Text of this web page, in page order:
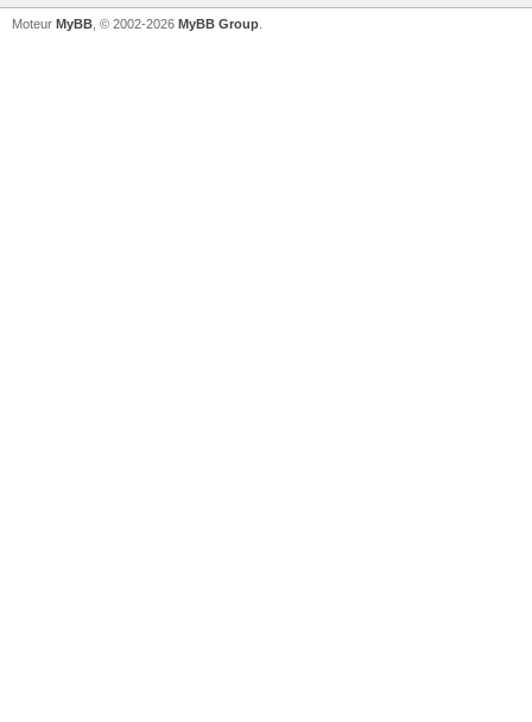
Moteur MyBB , © 2002-2026 MyBB Group